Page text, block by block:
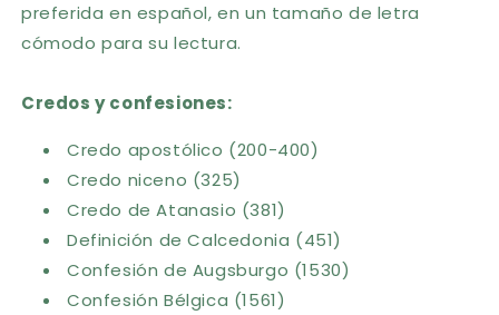
preferida en español, en un tamaño de letra
cómodo para su lectura.
Credos y confesiones:
Credo apostólico (200-400)
Credo niceno (325)
Credo de Atanasio (381)
Definición de Calcedonia (451)
Confesión de Augsburgo (1530)
Confesión Bélgica (1561)